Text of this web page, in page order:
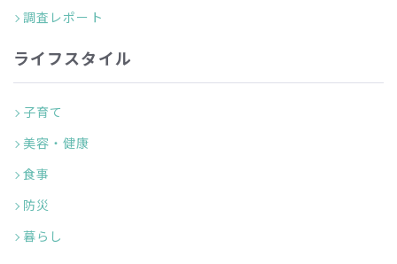
調査レポート
ライフスタイル
子育て
美容・健康
食事
防災
暮らし